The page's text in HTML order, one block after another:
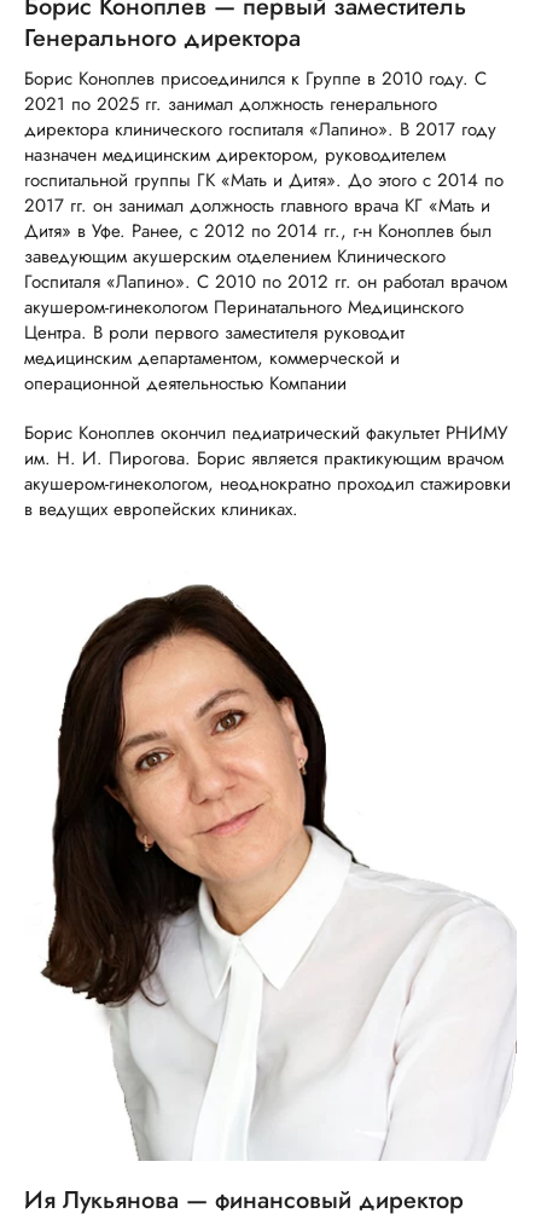
Борис Коноплев — первый заместитель
Генерального директора
Борис Коноплев присоединился к Группе в 2010 году. С
2021 по 2025 гг. занимал должность генерального
директора клинического госпиталя «Лапино». В 2017 году
назначен медицинским директором, руководителем
госпитальной группы ГК «Мать и Дитя». До этого с 2014 по
2017 гг. он занимал должность главного врача КГ «Мать и
Дитя» в Уфе. Ранее, с 2012 по 2014 гг., г-н Коноплев был
заведующим акушерским отделением Клинического
Госпиталя «Лапино». С 2010 по 2012 гг. он работал врачом
акушером-гинекологом Перинатального Медицинского
Центра. В роли первого заместителя руководит
медицинским департаментом, коммерческой и
операционной деятельностью Компании
Борис Коноплев окончил педиатрический факультет РНИМУ
им. Н. И. Пирогова. Борис является практикующим врачом
акушером-гинекологом, неоднократно проходил стажировки
в ведущих европейских клиниках.
Ия Лукьянова — финансовый директор